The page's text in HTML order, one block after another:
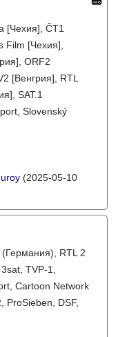
[Чехия], ČT1
Film [Чехия],
ORF2
[Венгрия], RTL
SAT.1
Slovenský
(2025-05-10
RTL 2
TVP-1,
Cartoon Network
ProSieben, DSF,